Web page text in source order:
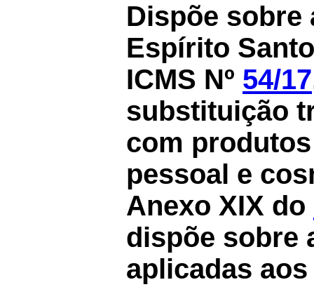
Dispõe sobre
Espírito
ICMS Nº 54/17
substituição
com
pessoal e
Anexo XIX do
dispõe sobre
aplicadas